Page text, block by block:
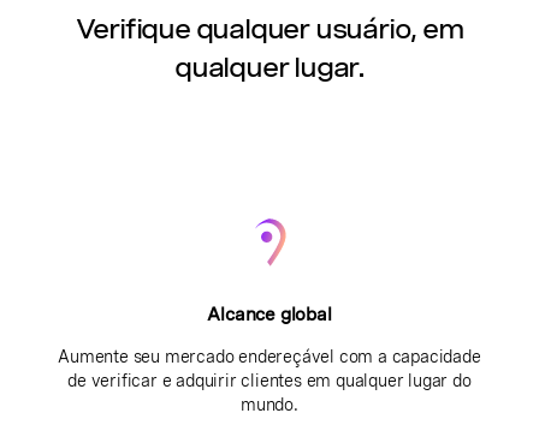
Verifique qualquer usuário, em
qualquer lugar.
Alcance global
Aumente seu mercado endereçável com a capacidade
de verificar e adquirir clientes em qualquer lugar do
mundo.